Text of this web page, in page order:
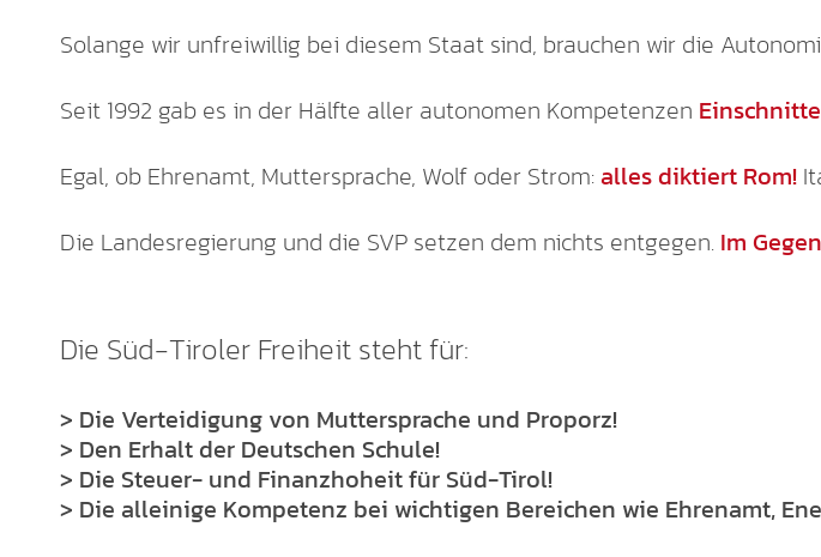
Solange wir unfreiwillig bei diesem Staat sind, brauchen wir die
Seit 1992 gab es in der Hälfte aller autonomen Kompetenzen
Egal, ob Ehrenamt, Muttersprache, Wolf oder Strom: alles diktiert Rom!
Die Landesregierung und die SVP setzen dem nichts entgegen. Im
Die Süd-Tiroler Freiheit steht für:
> Die Verteidigung von Muttersprache und Proporz!
> Den Erhalt der Deutschen Schule!
> Die Steuer- und Finanzhoheit für Süd-Tirol!
> Die alleinige Kompetenz bei wichtigen Bereichen wie Ehrenamt,